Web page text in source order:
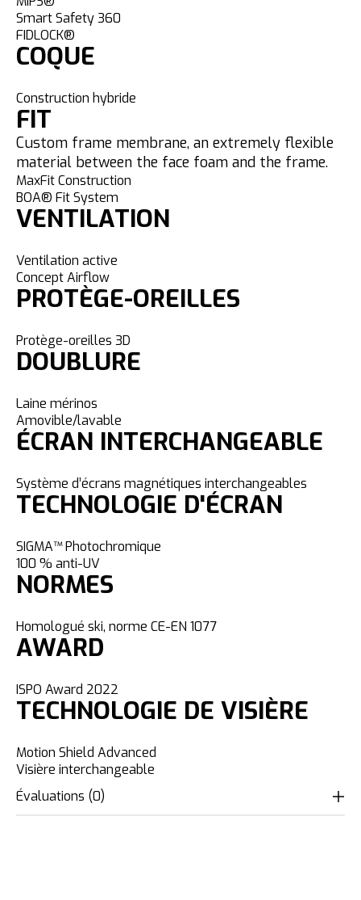
Smart Safety 360
FIDLOCK®
COQUE
Construction hybride
FIT
Custom frame membrane, an extremely flexible
material between the face foam and the frame.
MaxFit Construction
BOA® Fit System
VENTILATION
Ventilation active
Concept Airflow
PROTÈGE-OREILLES
Protège-oreilles 3D
DOUBLURE
Laine mérinos
Amovible/lavable
ÉCRAN INTERCHANGEABLE
Système d’écrans magnétiques interchangeables
TECHNOLOGIE D'ÉCRAN
SIGMA™ Photochromique
100 % anti-UV
NORMES
Homologué ski, norme CE-EN 1077
AWARD
ISPO Award 2022
TECHNOLOGIE DE VISIÈRE
Motion Shield Advanced
Visière interchangeable
Évaluations (0)